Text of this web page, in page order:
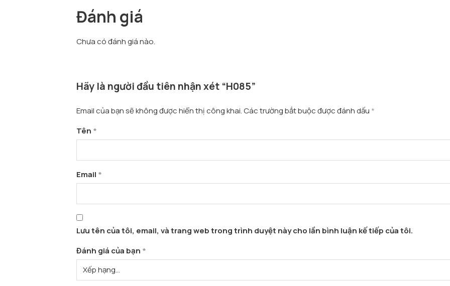
Đánh giá
Chưa có đánh giá nào.
Hãy là người đầu tiên nhận xét “H085”
Email của bạn sẽ không được hiển thị công khai.Các trường bắt buộc được đánh dấu *
Tên *
Email *
Lưu tên của tôi, email, và trang web trong trình duyệt này cho lần bình luận kế tiếp của tôi.
Đánh giá của bạn *